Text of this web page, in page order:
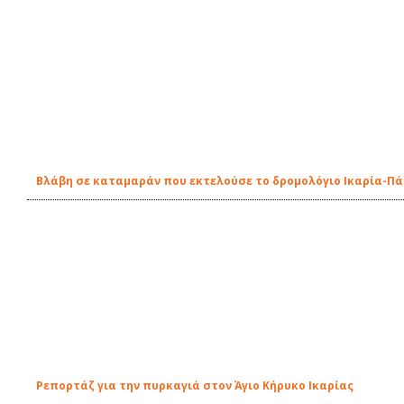
Βλάβη σε καταμαράν που εκτελούσε το δρομολόγιο Ικαρία-
Ρεπορτάζ για την πυρκαγιά στον Άγιο Κήρυκο Ικαρίας